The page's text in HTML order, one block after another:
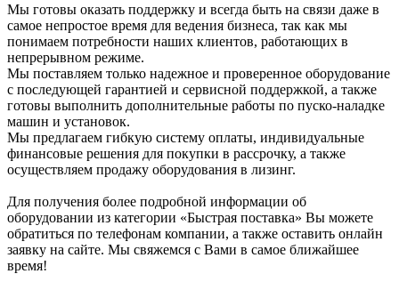
Мы готовы оказать поддержку и всегда быть на связи даже в
самое непростое время для ведения бизнеса, так как мы
понимаем потребности наших клиентов, работающих в
непрерывном режиме.
Мы поставляем только надежное и проверенное оборудование
с последующей гарантией и сервисной поддержкой, а также
готовы выполнить дополнительные работы по пуско-наладке
машин и установок.
Мы предлагаем гибкую систему оплаты, индивидуальные
финансовые решения для покупки в рассрочку, а также
осуществляем продажу оборудования в лизинг.
Для получения более подробной информации об
оборудовании из категории «Быстрая поставка» Вы можете
обратиться по телефонам компании, а также оставить онлайн
заявку на сайте. Мы свяжемся с Вами в самое ближайшее
время!